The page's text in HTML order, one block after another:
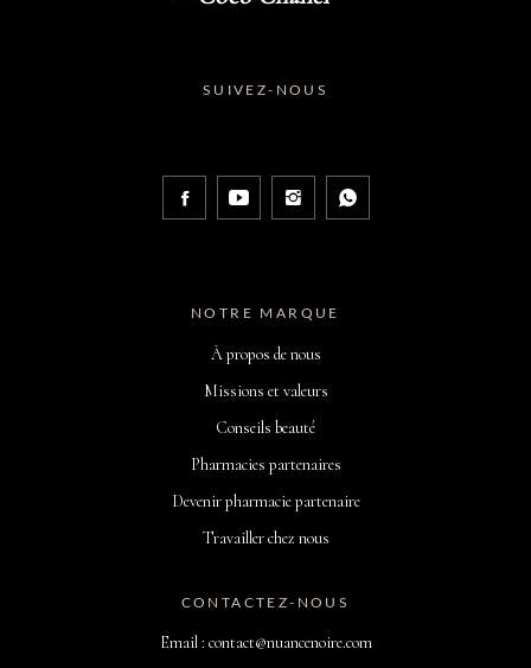
SUIVEZ-NOUS
NOTRE MARQUE
À propos de nous
Missions et valeurs
Conseils beauté
Pharmacies partenaires
Devenir pharmacie partenaire
Travailler chez nous
CONTACTEZ-NOUS
Email : contact@nuancenoire.com